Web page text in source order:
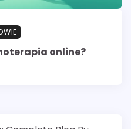
online?